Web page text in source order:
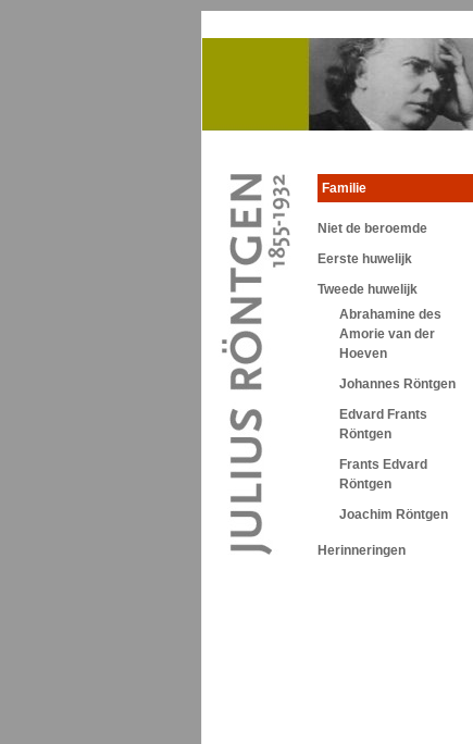
Familie
Niet de beroemde
Eerste huwelijk
Tweede huwelijk
Abrahamine des
Amorie van der
Hoeven
Johannes Röntgen
Edvard Frants
Röntgen
Frants Edvard
Röntgen
Joachim Röntgen
Herinneringen